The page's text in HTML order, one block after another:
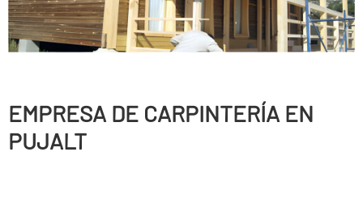
EMPRESA DE CARPINTERÍ­A EN
PUJALT